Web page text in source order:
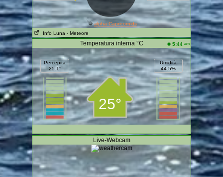
alpha Capricornids
Info Luna - Meteore
Temperatura interna °C 5:44 am
Percepita
25.1°
25°
Umidità
44.5%
Live-Webcam